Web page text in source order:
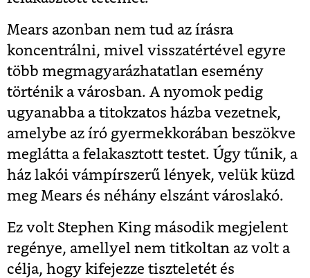
Mears azonban nem tud az írásra
koncentrálni, mivel visszatértével egyre
több megmagyarázhatatlan esemény
történik a városban. A nyomok pedig
ugyanabba a titokzatos házba vezetnek,
amelybe az író gyermekkorában beszökve
meglátta a felakasztott testet. Úgy tűnik, a
ház lakói vámpírszerű lények, velük küzd
meg Mears és néhány elszánt városlakó.
Ez volt Stephen King második megjelent
regénye, amellyel nem titkoltan az volt a
célja, hogy kifejezze tiszteletét és